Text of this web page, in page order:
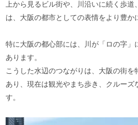
上から見るビル街や、川沿いに続く歩道
は、大阪の都市としての表情をより豊か
特に大阪の都心部には、川が「ロの字」
あります。
こうした水辺のつながりは、大阪の街
あり、現在は観光やまち歩き、クルーズ
す。